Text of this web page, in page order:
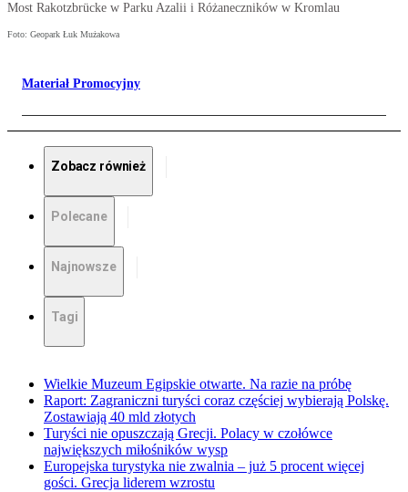
Most Rakotzbrücke w Parku Azalii i Różaneczników w Kromlau
Foto: Geopark Łuk Mużakowa
Materiał Promocyjny
Zobacz również
Polecane
Najnowsze
Tagi
Wielkie Muzeum Egipskie otwarte. Na razie na próbę
Raport: Zagraniczni turyści coraz częściej wybierają Polskę.
Zostawiają 40 mld złotych
Turyści nie opuszczają Grecji. Polacy w czołówce
największych miłośników wysp
Europejska turystyka nie zwalnia – już 5 procent więcej
gości. Grecja liderem wzrostu